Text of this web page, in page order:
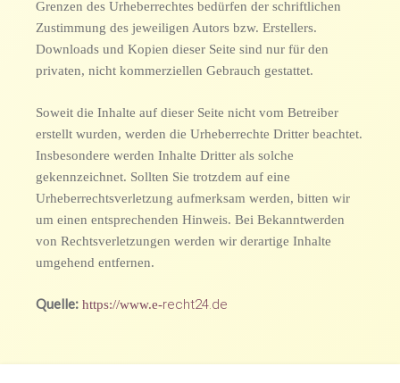
Grenzen des Urheberrechtes bedürfen der schriftlichen
Zustimmung des jeweiligen Autors bzw. Erstellers.
Downloads und Kopien dieser Seite sind nur für den
privaten, nicht kommerziellen Gebrauch gestattet.
Soweit die Inhalte auf dieser Seite nicht vom Betreiber
erstellt wurden, werden die Urheberrechte Dritter beachtet.
Insbesondere werden Inhalte Dritter als solche
gekennzeichnet. Sollten Sie trotzdem auf eine
Urheberrechtsverletzung aufmerksam werden, bitten wir
um einen entsprechenden Hinweis. Bei Bekanntwerden
von Rechtsverletzungen werden wir derartige Inhalte
umgehend entfernen.
Quelle: https://www.e-recht24.de